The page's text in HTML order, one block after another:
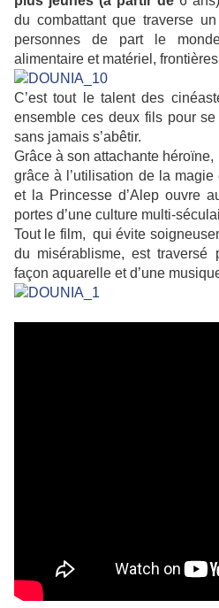
du combattant que traverse
personnes de part le
alimentaire et matériel,
C’est tout le talent des
ensemble ces deux fils pour se
sans jamais s’abêtir.
Grâce à son attachante
grâce à l’utilisation de la
et la Princesse d’Alep ouvre
portes d’une culture multi-
Tout le film, qui évite
du misérablisme, est traversé
façon aquarelle et d’une